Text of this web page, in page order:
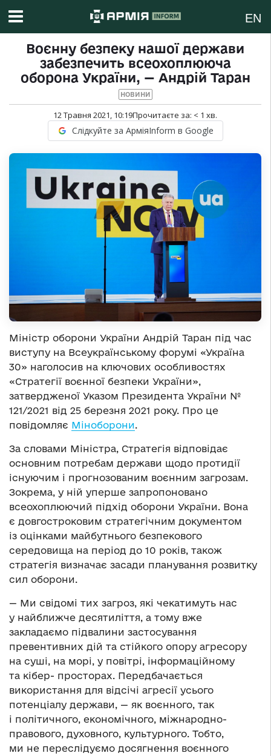
EN
Воєнну безпеку нашої держави
забезпечить всеохоплююча
оборона України, — Андрій Таран
НОВИНИ
12 Травня 2021, 10:19Прочитаєте за: < 1 хв.
Слідкуйте за АрміяInform в Google
Міністр оборони України Андрій Таран під час
виступу на Всеукраїнському форумі «Україна
30» наголосив на ключових особливостях
«Стратегії воєнної безпеки України»,
затвердженої Указом Президента України №
121/2021 від 25 березня 2021 року. Про це
повідомляє Міноборони.
За словами Міністра, Стратегія відповідає
основним потребам держави щодо протидії
існуючим і прогнозованим воєнним загрозам.
Зокрема, у ній уперше запропоновано
всеохоплюючий підхід оборони України. Вона
є довгостроковим стратегічним документом
із оцінками майбутнього безпекового
середовища на період до 10 років, також
стратегія визначає засади планування розвитку
сил оборони.
— Ми свідомі тих загроз, які чекатимуть нас
у найближче десятиліття, а тому вже
закладаємо підвалини застосування
превентивних дій та стійкого опору агресору
на суші, на морі, у повітрі, інформаційному
та кібер- просторах. Передбачається
використання для відсічі агресії усього
потенціалу держави, — як воєнного, так
і політичного, економічного, міжнародно-
правового, духовного, культурного. Тобто,
ми не переслідуємо досягнення воєнного